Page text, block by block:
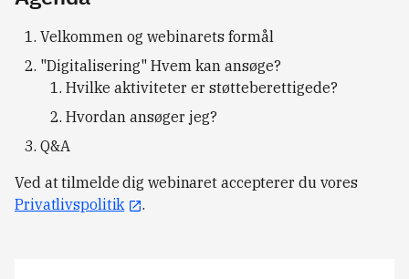
Velkommen og webinarets formål
"Digitalisering" Hvem kan ansøge?
Hvilke aktiviteter er støtteberettigede?
Hvordan ansøger jeg?
Q&A
Ved at tilmelde dig webinaret accepterer du vores
Privatlivspolitik
.